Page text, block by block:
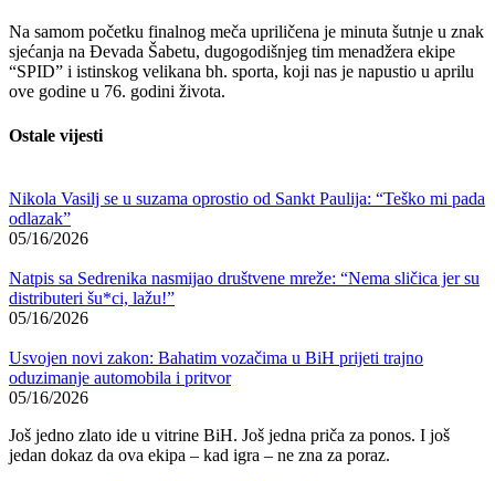
Na samom početku finalnog meča upriličena je minuta šutnje u znak
sjećanja na Đevada Šabetu, dugogodišnjeg tim menadžera ekipe
“SPID” i istinskog velikana bh. sporta, koji nas je napustio u aprilu
ove godine u 76. godini života.
Ostale vijesti
Nikola Vasilj se u suzama oprostio od Sankt Paulija: “Teško mi pada
odlazak”
05/16/2026
Natpis sa Sedrenika nasmijao društvene mreže: “Nema sličica jer su
distributeri šu*ci, lažu!”
05/16/2026
Usvojen novi zakon: Bahatim vozačima u BiH prijeti trajno
oduzimanje automobila i pritvor
05/16/2026
Još jedno zlato ide u vitrine BiH. Još jedna priča za ponos. I još
jedan dokaz da ova ekipa – kad igra – ne zna za poraz.